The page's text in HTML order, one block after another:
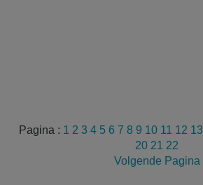
Pagina : 1 2 3 4 5 6 7 8 9 10 11 12 13
20 21 22
Volgende Pagina